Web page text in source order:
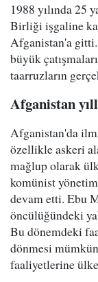
1988 yılında 25
Birliği işgaline
Afganistan'a
büyük
taarruzların
Afganistan
Afganistan'da
özellikle askeri
mağlup olarak
komünist
devam etti. Ebu
öncülüğündeki
Bu dönemdeki
dönmesi
faaliyetlerine ülke